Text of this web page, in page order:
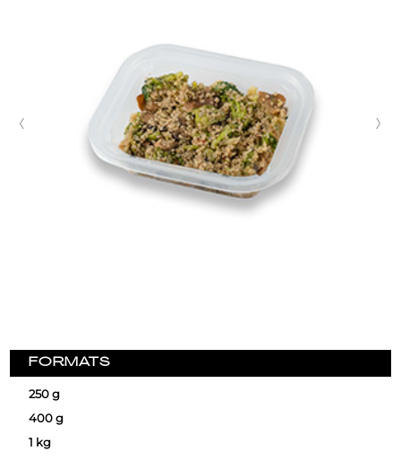
FORMATS
250 g
400 g
1 kg